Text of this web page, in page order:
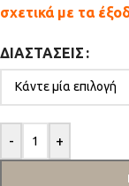
σχετικά με τα
ΔΙΑΣΤΆΣΕΙΣ
- +